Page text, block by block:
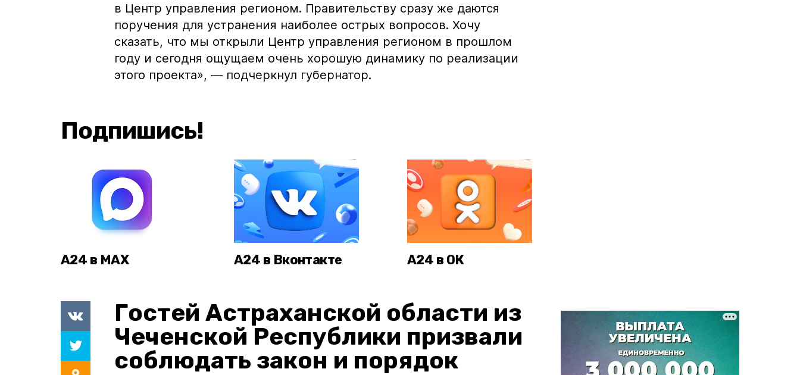
в Центр управления регионом. Правительству сразу же даются
поручения для устранения наиболее острых вопросов. Хочу
сказать, что мы открыли Центр управления регионом в прошлом
году и сегодня ощущаем очень хорошую динамику по реализации
этого проекта», — подчеркнул губернатор.
Подпишись!
А24 в MAX А24 в Вконтакте А24 в ОК
Гостей Астраханской области из
Чеченской Республики призвали
соблюдать закон и порядок